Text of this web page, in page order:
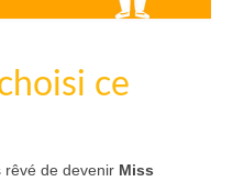
ce
rêvé de devenir Miss